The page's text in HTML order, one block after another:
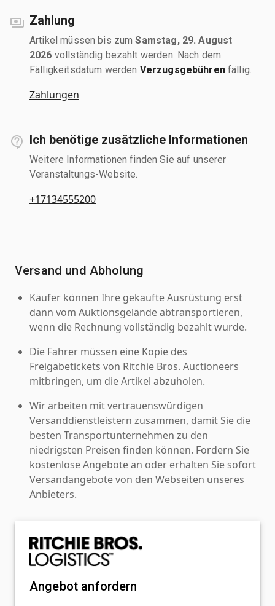
Zahlung
Artikel müssen bis zumSamstag, 29. August
2026 vollständig bezahlt werden. Nach dem
Fälligkeitsdatum werden Verzugsgebührenfällig.
Zahlungen
Ich benötige zusätzliche Informationen
Weitere Informationen finden Sie auf unserer
Veranstaltungs-Website.
+17134555200
Versand und Abholung
Käufer können Ihre gekaufte Ausrüstung erst
dann vom Auktionsgelände abtransportieren,
wenn die Rechnung vollständig bezahlt wurde.
Die Fahrer müssen eine Kopie des
Freigabetickets von Ritchie Bros. Auctioneers
mitbringen, um die Artikel abzuholen.
Wir arbeiten mit vertrauenswürdigen
Versanddienstleistern zusammen, damit Sie die
besten Transportunternehmen zu den
niedrigsten Preisen finden können. Fordern Sie
kostenlose Angebote an oder erhalten Sie sofort
Versandangebote von den Webseiten unseres
Anbieters.
Angebot anfordern